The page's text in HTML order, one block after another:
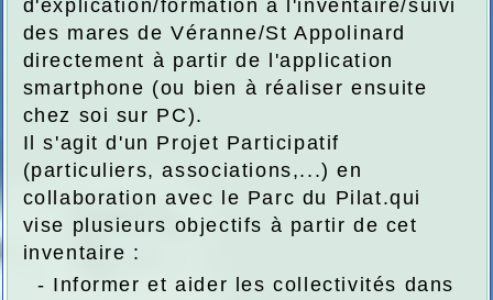
d'explication/formation à l'inventaire/suivi
des mares de Véranne/St Appolinard
directement à partir de l'application
smartphone (ou bien à réaliser ensuite
chez soi sur PC).
Il s'agit d'un Projet Participatif
(particuliers, associations,...) en
collaboration avec le Parc du Pilat.qui
vise plusieurs objectifs à partir de cet
inventaire :
- Informer et aider les collectivités dans